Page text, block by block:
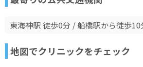
東海神駅 徒歩0分 / 船橋駅から徒歩10
地図でクリニックをチェック